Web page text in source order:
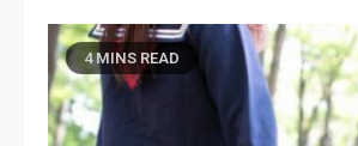
4 MINS READ